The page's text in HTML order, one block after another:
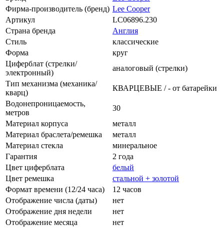
Фирма-производитель (бренд) Lee Cooper
Артикул
LC06896.230
Страна бренда
Англия
Стиль
классические
Форма
круг
Циферблат (стрелки/
электронный)
аналоговый (стрелки)
Тип механизма (механика/
кварц)
КВАРЦЕВЫЕ / - от батарейки
Водонепроницаемость,
метров
30
Материал корпуса
металл
Материал браслета/ремешка
металл
Материал стекла
минеральное
Гарантия
2 года
Цвет циферблата
белый
Цвет ремешка
стальной + золотой
Формат времени (12/24 часа)
12 часов
Отображение числа (даты)
нет
Отображение дня недели
нет
Отображение месяца
нет